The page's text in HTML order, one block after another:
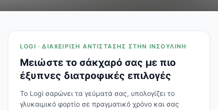
LOGI · ΔΙΑΧΕΊΡΙΣΗ ΑΝΤΊΣΤΑΣΗΣ ΣΤΗΝ ΙΝΣΟΥΛΊΝΗ
Μειώστε το σάκχαρό σας με πιο
έξυπνες διατροφικές επιλογές
Το Logi σαρώνει τα γεύματά σας, υπολογίζει το
γλυκαιμικό φορτίο σε πραγματικό χρόνο και σας